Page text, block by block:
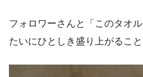
フォロワーさんと「このタオ
たいにひとしき盛り上がるこ